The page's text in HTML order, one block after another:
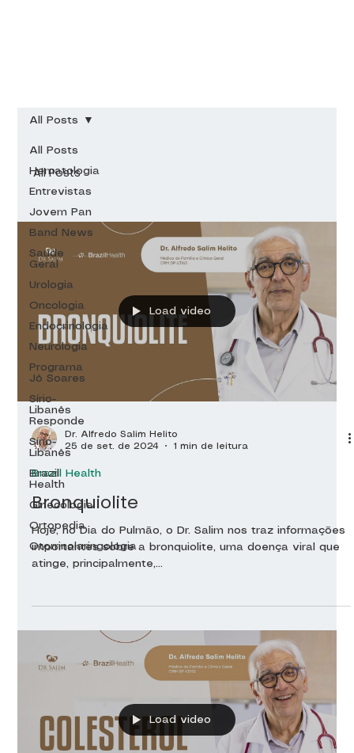
All Posts
Hematologia
Entrevistas
Jovem Pan
Band News
Saúde
Geral
Urologia
Oncologia
Endocrinologia
Neurologia
Programa
Jô Soares
Sírio-
Libanês
Responde
Sírio-
Libanês
Brazil
Health
Ginecologia
Ortopedia
Otorrinolaringologia
All Posts
All Posts
Load video
Dr. Alfredo Salim Helito
25 de set. de 2024
1 min de leitura
Brazil Health
Bronquiolite
Hoje, no Dia do Pulmão, o Dr. Salim nos traz informações
importantes sobre a bronquiolite, uma doença viral que
atinge, principalmente,...
Load video